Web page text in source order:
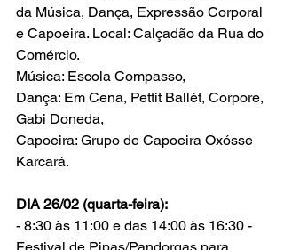
da Música, Dança, Expressão Corporal
e Capoeira. Local: Calçadão da Rua do
Comércio.
Música: Escola Compasso,
Dança: Em Cena, Pettit Ballét, Corpore,
Gabi Doneda,
Capoeira: Grupo de Capoeira Oxósse
Karcará.
DIA 26/02 (quarta-feira):
- 8:30 às 11:00 e das 14:00 às 16:30 -